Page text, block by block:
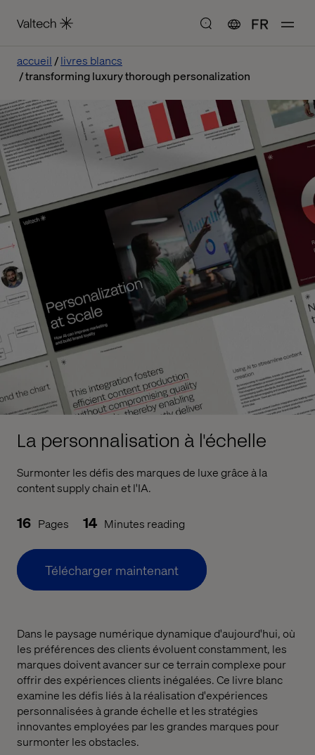
FR
accueil
livres blancs
transforming luxury thorough personalization
La personnalisation à l'échelle
Surmonter les défis des marques de luxe grâce à la
content supply chain et l'IA.
16 Pages 14 Minutes reading
Télécharger maintenant
Dans le paysage numérique dynamique d'aujourd'hui, où
les préférences des clients évoluent constamment, les
marques doivent avancer sur ce terrain complexe pour
offrir des expériences clients inégalées. Ce livre blanc
examine les défis liés à la réalisation d'expériences
personnalisées à grande échelle et les stratégies
innovantes employées par les grandes marques pour
surmonter les obstacles.